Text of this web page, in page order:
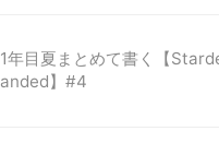
1年目夏まとめて書く【
anded】#4